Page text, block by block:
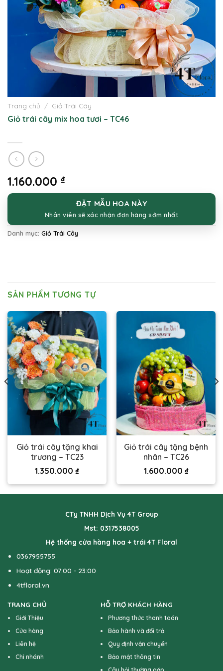
Trang chủ / Giỏ Trái Cây
Giỏ trái cây mix hoa tươi – TC46
1.160.000 ₫
ĐẶT MẪU HOA NÀY
Nhân viên sẽ xác nhận đơn hàng sớm nhất
Danh mục: Giỏ Trái Cây
SẢN PHẨM TƯƠNG TỰ
Giỏ trái cây tặng khai
trương – TC23
1.350.000 ₫
Giỏ trái cây tặng bệnh
nhân – TC26
1.600.000 ₫
CTy TNHH Dịch Vụ 4T Group
Mst: 0317538005
Hệ thống cửa hàng hoa + trái 4T Floral
0367955755
Hoạt động: 07:00 - 23:00
4tfloral.vn
TRANG CHỦ
Giới Thiệu
Cửa hàng
Liên hệ
Chi nhánh
HỖ TRỢ KHÁCH HÀNG
Phương thức thanh toán
Bảo hành và đổi trả
Quy định vận chuyển
Bảo mật thông tin